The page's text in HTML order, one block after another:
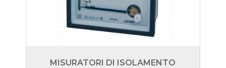
MISURATORI DI ISOLAMENTO